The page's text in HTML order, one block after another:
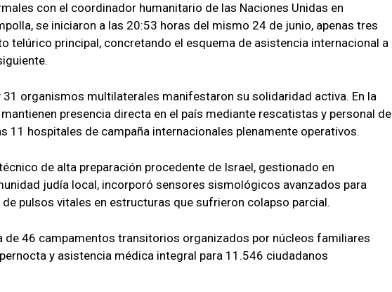
con el coordinador humanitario de las Naciones Unidas en
se iniciaron a las 20:53 horas del mismo 24 de junio, apenas tres
telúrico principal, concretando el esquema de asistencia internacional a
31 organismos multilaterales manifestaron su solidaridad activa. En la
presencia directa en el país mediante rescatistas y personal de
11 hospitales de campaña internacionales plenamente operativos.
de alta preparación procedente de Israel, gestionado en
judía local, incorporó sensores sismológicos avanzados para
pulsos vitales en estructuras que sufrieron colapso parcial.
de 46 campamentos transitorios organizados por núcleos familiares
y asistencia médica integral para 11.546 ciudadanos